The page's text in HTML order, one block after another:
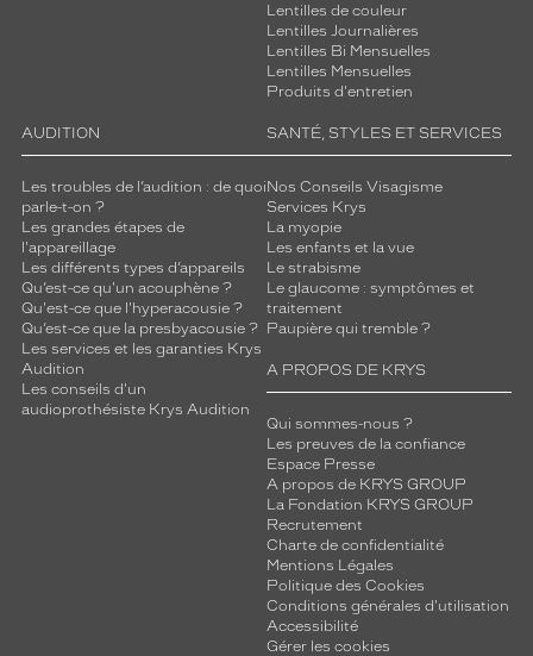
Lentilles de couleur
Lentilles Journalières
Lentilles Bi Mensuelles
Lentilles Mensuelles
Produits d'entretien
AUDITION
Les troubles de l’audition : de quoi
parle-t-on ?
Les grandes étapes de
l'appareillage
Les différents types d’appareils
Qu’est-ce qu'un acouphène ?
Qu'est-ce que l'hyperacousie ?
Qu’est-ce que la presbyacousie ?
Les services et les garanties Krys
Audition
Les conseils d'un
audioprothésiste Krys Audition
SANTÉ, STYLES ET SERVICES
Nos Conseils Visagisme
Services Krys
La myopie
Les enfants et la vue
Le strabisme
Le glaucome : symptômes et
traitement
Paupière qui tremble ?
A PROPOS DE KRYS
Qui sommes-nous ?
Les preuves de la confiance
Espace Presse
A propos de KRYS GROUP
La Fondation KRYS GROUP
Recrutement
Charte de confidentialité
Mentions Légales
Politique des Cookies
Conditions générales d'utilisation
Accessibilité
Gérer les cookies